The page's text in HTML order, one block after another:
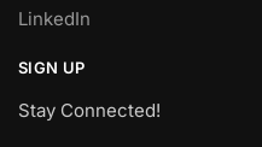
LinkedIn
SIGN UP
Stay Connected!